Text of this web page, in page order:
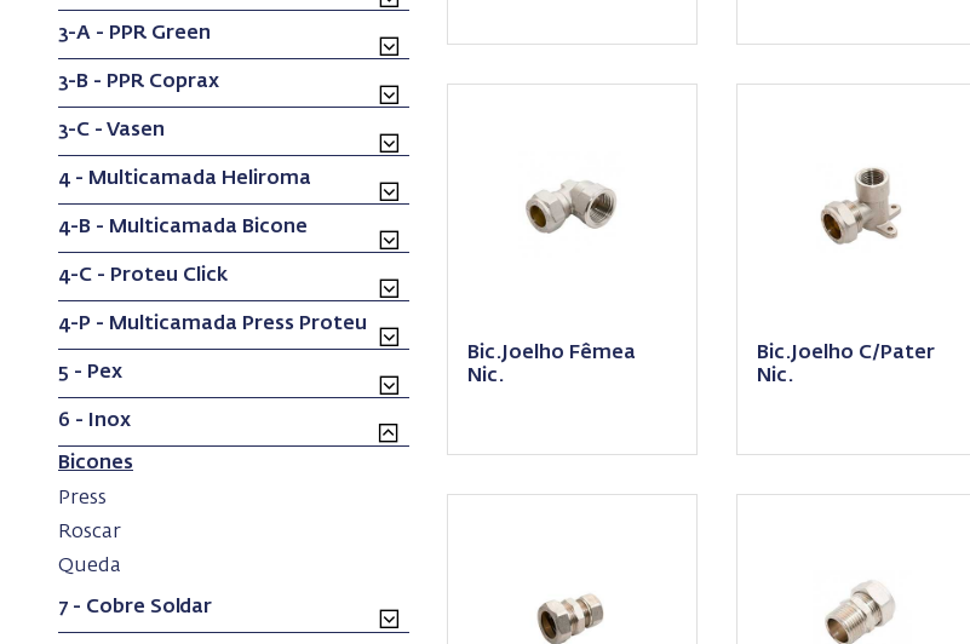
3-A - PPR Green
3-B - PPR Coprax
3-C - Vasen
4 - Multicamada Heliroma
4-B - Multicamada Bicone
4-C - Proteu Click
4-P - Multicamada Press Proteu
5 - Pex
6 - Inox
Bicones
Press
Roscar(current)
Queda
7 - Cobre Soldar
Bic.Joelho Fêmea
Nic.
Bic.Joelho C/Pater
Nic.